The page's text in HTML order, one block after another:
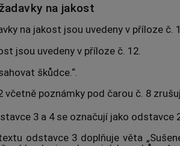
na jakost
na jakost jsou uvedeny v příloze č.
jsou uvedeny v příloze č. 12.
škůdce.“.
včetně poznámky pod čarou č. 8
3 a 4 se označují jako odstavce
odstavce 3 doplňuje věta